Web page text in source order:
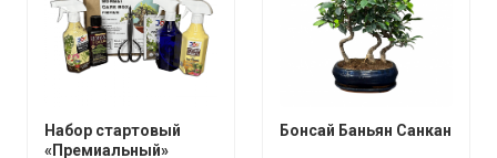
Набор стартовый
«Премиальный»
Бонсай Баньян Санкан